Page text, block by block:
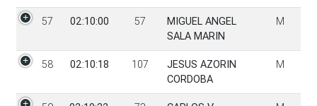
57 02:10:00 57
MIGUEL ANGEL
SALA MARIN
M
58 02:10:18 107
JESUS AZORIN
CORDOBA
M